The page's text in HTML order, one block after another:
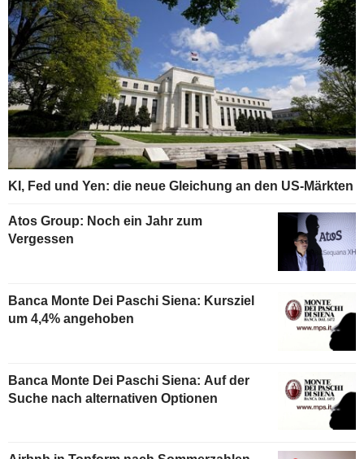
KI, Fed und Yen: die neue Gleichung an den US-Märkten
Atos Group: Noch ein Jahr zum
Vergessen
Banca Monte Dei Paschi Siena: Kursziel
um 4,4% angehoben
Banca Monte Dei Paschi Siena: Auf der
Suche nach alternativen Optionen